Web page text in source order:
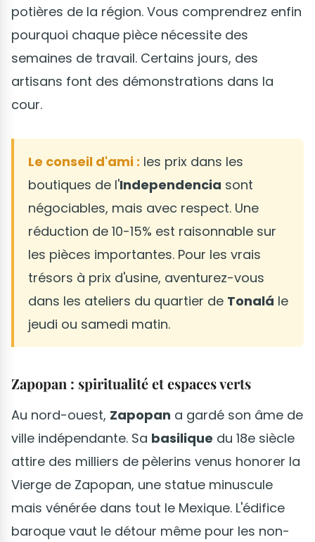
potières de la région. Vous comprendrez enfin
pourquoi chaque pièce nécessite des
semaines de travail. Certains jours, des
artisans font des démonstrations dans la
cour.
Le conseil d'ami : les prix dans les
boutiques de l'Independencia sont
négociables, mais avec respect. Une
réduction de 10-15% est raisonnable sur
les pièces importantes. Pour les vrais
trésors à prix d'usine, aventurez-vous
dans les ateliers du quartier de Tonalá le
jeudi ou samedi matin.
Zapopan : spiritualité et espaces verts
Au nord-ouest, Zapopan a gardé son âme de
ville indépendante. Sa basilique du 18e siècle
attire des milliers de pèlerins venus honorer la
Vierge de Zapopan, une statue minuscule
mais vénérée dans tout le Mexique. L'édifice
baroque vaut le détour même pour les non-